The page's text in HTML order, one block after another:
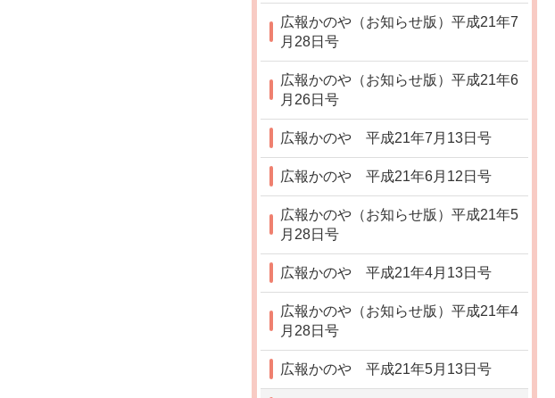
広報かのや（お知らせ版）平成21年7
月28日号
広報かのや（お知らせ版）平成21年6
月26日号
広報かのや 平成21年7月13日号
広報かのや 平成21年6月12日号
広報かのや（お知らせ版）平成21年5
月28日号
広報かのや 平成21年4月13日号
広報かのや（お知らせ版）平成21年4
月28日号
広報かのや 平成21年5月13日号